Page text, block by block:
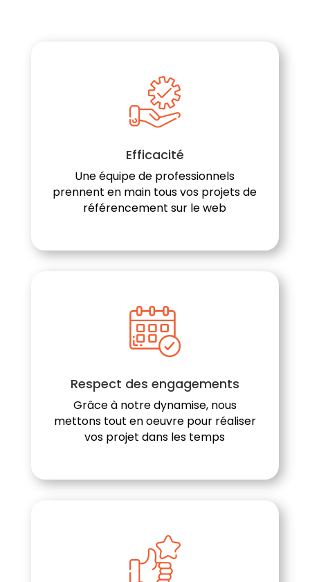
Efficacité
Une équipe de professionnels
prennent en main tous vos projets de
référencement sur le web
Respect des engagements
Grâce à notre dynamise, nous
mettons tout en oeuvre pour réaliser
vos projet dans les temps